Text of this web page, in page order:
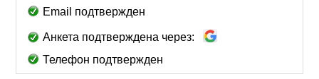
Email подтвержден
Анкета подтверждена через:
Телефон подтвержден